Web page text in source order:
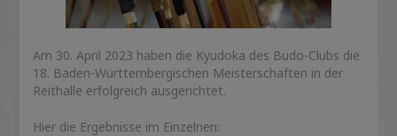
Am 30. April 2023 haben die Kyudoka des Budo-Clubs die
18. Baden-Württembergischen Meisterschaften in der
Reithalle erfolgreich ausgerichtet.
Hier die Ergebnisse im Einzelnen: